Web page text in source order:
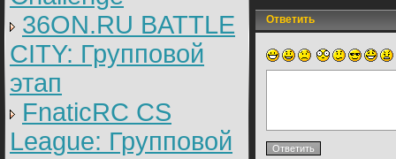
36ON.RU BATTLE
CITY: Групповой
этап
FnaticRC CS
League: Групповой
Ответить